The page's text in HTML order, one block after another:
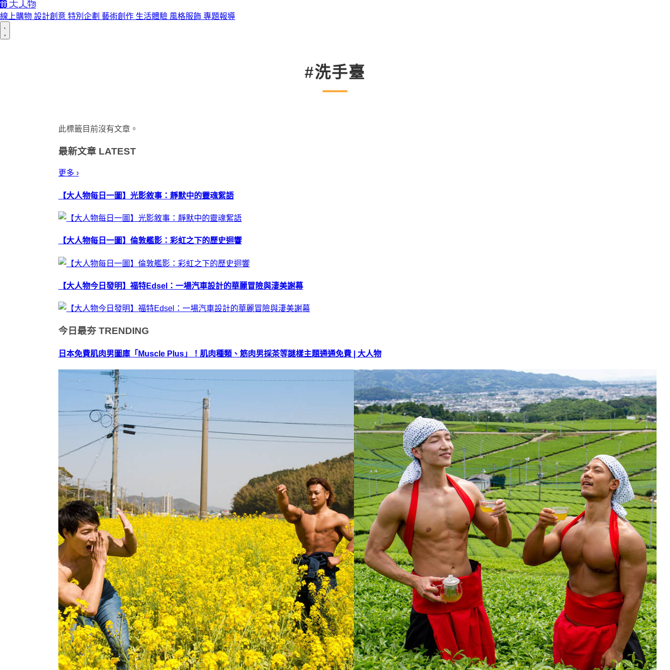
線上購物 設計創意 特別企劃 藝術創作 生活體驗 風格服飾 專題報導
#洗手臺
此標籤目前沒有文章。
最新文章 LATEST
更多 ›
【大人物每日一圖】光影敘事：靜默中的靈魂絮語
【大人物每日一圖】倫敦艦影：彩虹之下的歷史迴響
【大人物今日發明】福特Edsel：一場汽車設計的華麗冒險與淒美謝幕
今日最夯 TRENDING
日本免費肌肉男圖庫「Muscle Plus」！肌肉種類、筋肉男採茶等謎樣主題通通免費 | 大人物